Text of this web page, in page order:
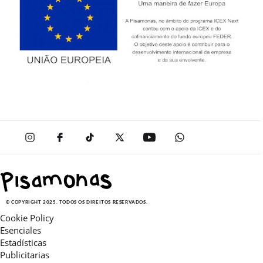
© COPYRIGHT 2025. TODOS OS DIREITOS RESERVADOS.
Cookie Policy
Esenciales
Estadísticas
Publicitarias